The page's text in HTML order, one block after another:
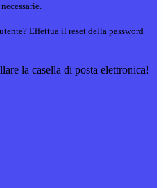
Effettua il reset della password
la casella di posta elettronica!